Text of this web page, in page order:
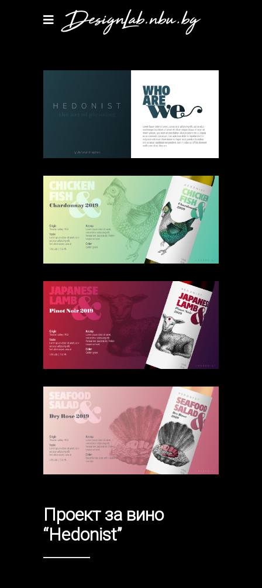
Проект за вино
“Hedonist”